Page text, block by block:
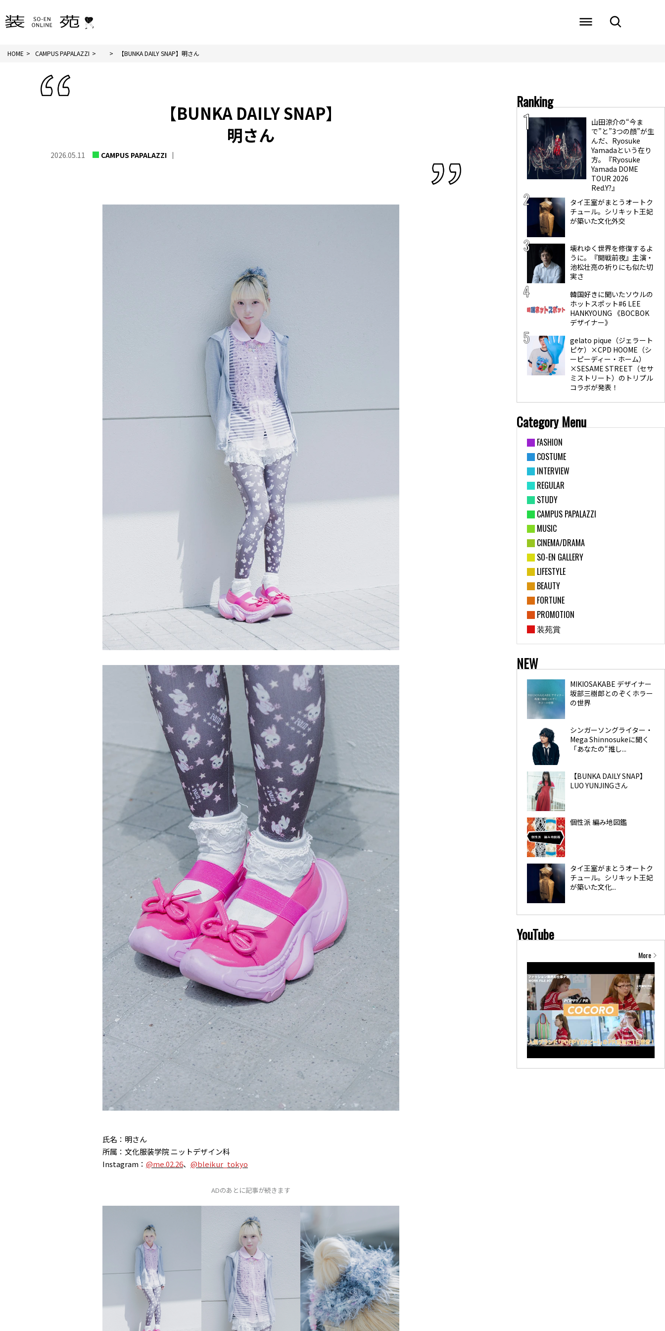
HOME CAMPUS PAPALAZZI 【BUNKA DAILY SNAP】明さん
【BUNKA DAILY SNAP】
明さん
2026.05.11 CAMPUS PAPALAZZI
氏名：明さん
所属：文化服装学院 ニットデザイン科
Instagram： @me.02.26、 @bleikur_tokyo
ADのあとに記事が続きます
Ranking
山田涼介の“今ま
で”と”3つの顔”が生
んだ、Ryosuke
Yamadaという在り
方。『Ryosuke
Yamada DOME
TOUR 2026
Red.Y?』
タイ王室がまとうオートク
チュール。シリキット王妃
が築いた文化外交
壊れゆく世界を修復するよ
うに。『開戦前夜』主演・
池松壮亮の祈りにも似た切
実さ
韓国好きに聞いたソウルの
ホットスポット#6 LEE
HANKYOUNG 《BOCBOK
デザイナー》
gelato pique（ジェラート
ピケ）×CPD HOOME（シ
ーピーディー・ホーム）
×SESAME STREET（セサ
ミストリート）のトリプル
コラボが発表！
Category Menu
FASHION
COSTUME
INTERVIEW
REGULAR
STUDY
CAMPUS PAPALAZZI
MUSIC
CINEMA/DRAMA
SO-EN GALLERY
LIFESTYLE
BEAUTY
FORTUNE
PROMOTION
装苑賞
NEW
MIKIOSAKABE デザイナー
坂部三樹郎とのぞくホラー
の世界
シンガーソングライター・
Mega Shinnosukeに聞く
「あなたの“推し...
【BUNKA DAILY SNAP】
LUO YUNJINGさん
個性派 編み地図鑑
タイ王室がまとうオートク
チュール。シリキット王妃
が築いた文化...
YouTube
More